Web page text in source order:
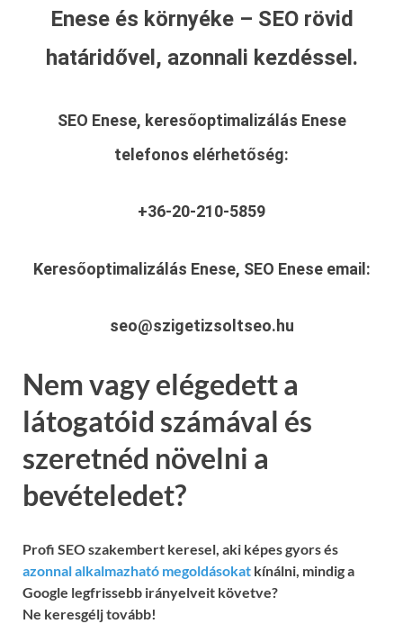
Enese és környéke – SEO rövid
határidővel, azonnali kezdéssel.
SEO Enese, keresőoptimalizálás Enese
telefonos elérhetőség:
+36-20-210-5859
Keresőoptimalizálás Enese, SEO Enese email:
seo@szigetizsoltseo.hu
Nem vagy elégedett a
látogatóid számával és
szeretnéd növelni a
bevételedet?
Profi SEO szakembert keresel, aki képes gyors és
azonnal alkalmazható megoldásokat kínálni, mindig a
Google legfrissebb irányelveit követve?
Ne keresgélj tovább!